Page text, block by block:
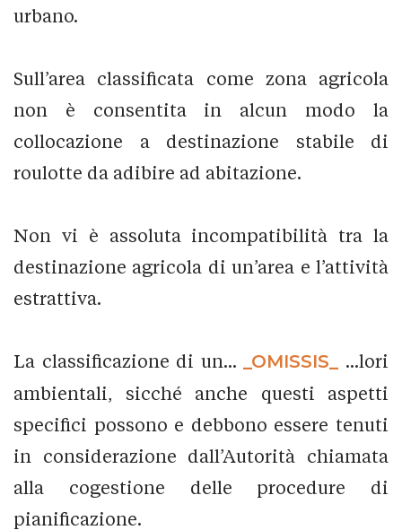
urbano.
Sull’area classificata come zona agricola
non è consentita in alcun modo la
collocazione a destinazione stabile di
roulotte da adibire ad abitazione.
Non vi è assoluta incompatibilità tra la
destinazione agricola di un’area e l’attività
estrattiva.
La classificazione di un... _OMISSIS_
...lori
ambientali, sicché anche questi aspetti
specifici possono e debbono essere tenuti
in considerazione dall’Autorità chiamata
alla cogestione delle procedure di
pianificazione.